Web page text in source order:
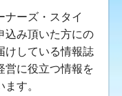
ナーズ・スタイ
込み頂いた方にの
けしている情報誌
営に役立つ情報を
す。